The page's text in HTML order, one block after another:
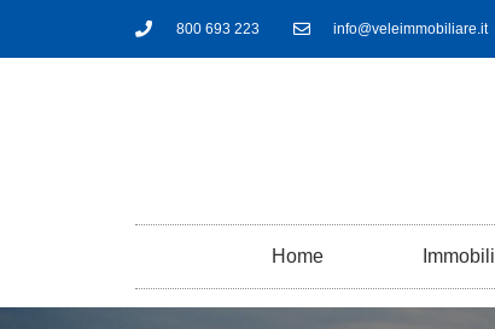
800 693 223 info@veleimmobiliare.it
Home Immobili